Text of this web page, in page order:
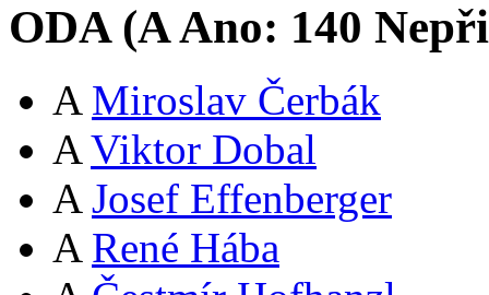
ODA (AAno: 140
A Miroslav Čerbák
A Viktor Dobal
A Josef Effenberger
A René Hába